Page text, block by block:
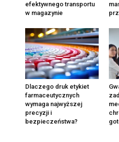
efektywnego transportu
w magazynie
Dlaczego druk etykiet
farmaceutycznych
wymaga najwyższej
precyzji i
bezpieczeństwa?